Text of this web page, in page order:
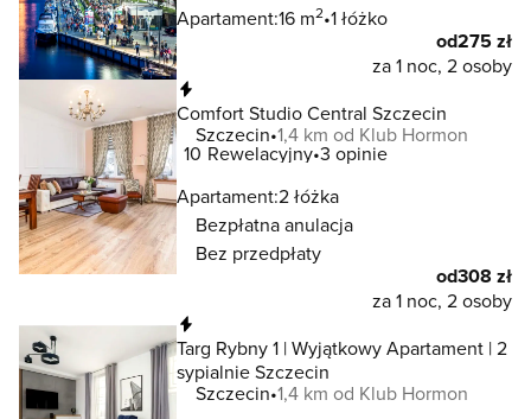
Apartament:16 m2 1 łóżko
od275 zł
za 1 noc, 2 osoby
Comfort Studio Central Szczecin
Szczecin 1,4 km od Klub Hormon
10 Rewelacyjny 3 opinie
Apartament:2 łóżka
Bezpłatna anulacja
Bez przedpłaty
od308 zł
za 1 noc, 2 osoby
Targ Rybny 1 | Wyjątkowy Apartament | 2
sypialnie Szczecin
Szczecin 1,4 km od Klub Hormon